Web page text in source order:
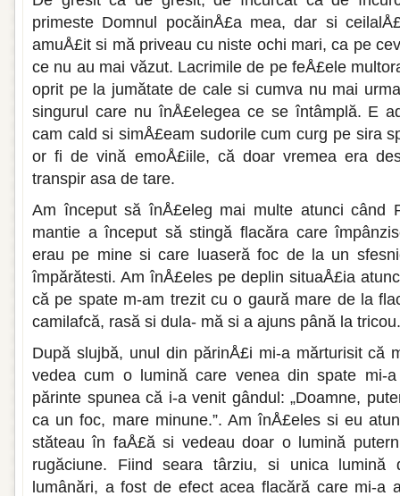
primeste Domnul pocăinÅ£a mea, dar si
amuÅ£it si mă priveau cu niste ochi mari, ca pe
ce nu au mai văzut. Lacrimile de pe feÅ£ele
oprit pe la jumătate de cale si cumva nu mai
singurul care nu înÅ£elegea ce se întâmplă. E
cam cald si simÅ£eam sudorile cum curg pe sira
or fi de vină emoÅ£iile, că doar vremea era
transpir asa de tare.
Am început să înÅ£eleg mai multe atunci când
mantie a înce­put să stingă flacăra care
erau pe mine si care luase­ră foc de la un
împărătesti. Am înÅ£eles pe deplin situaÅ£ia
că pe spate m-am trezit cu o gaură mare de la
camilafcă, rasă si dula- mă si a ajuns până la tricou.
După slujbă, unul din părinÅ£i mi-a măr­turisit că
vedea cum o lumină care venea din spate mi-
părinte spunea că i-a venit gândul: „Doamne,
ca un foc, mare minune.”. Am înÅ£eles si eu
stă­teau în faÅ£ă si vedeau doar o lumină
rugăciune. Fiind seara târziu, si unica
lumânări, a fost de efect acea fla­cără care mi-a